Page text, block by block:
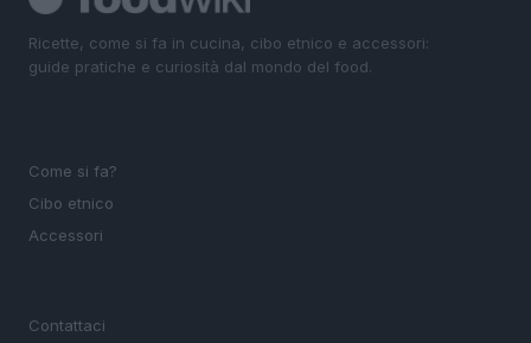
Ricette, come si fa in cucina, cibo etnico e accessori:
guide pratiche e curiosità dal mondo del food.
Come si fa?
Cibo etnico
Accessori
Contattaci